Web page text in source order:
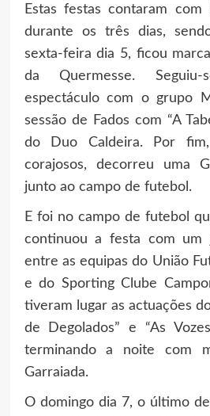
Estas festas contaram com
durante os três dias,
sexta-feira dia 5, ficou
da Quermesse.
espectáculo com o grupo
sessão de Fados com “A
do Duo Caldeira. Por
corajosos, decorreu uma
junto ao campo de futebol.
E foi no campo de futebol
continuou a festa com um
entre as equipas do União
e do Sporting Clube
tiveram lugar as actuações
de Degolados” e “As
terminando a noite com
Garraiada.
O domingo dia 7, o último